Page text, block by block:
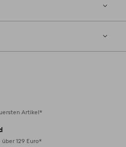
Artikel*
129 Euro*